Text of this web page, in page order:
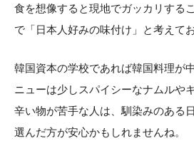
食を想像すると現地でガッカリする
で「日本人好みの味付け」と考えて
韓国資本の学校であれば韓国料理が
ニューは少しスパイシーなナムルや
辛い物が苦手な人は、馴染みのある
選んだ方が安心かもしれませんね。